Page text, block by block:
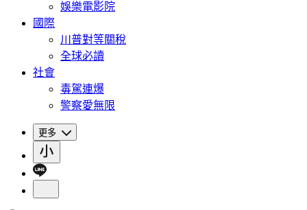
娛樂電影院
國際
川普對等關稅
全球必讀
社會
毒駕連爆
警察愛無限
更多